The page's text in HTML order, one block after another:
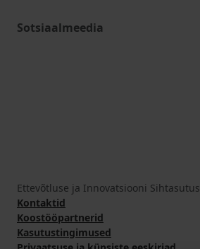
Sotsiaalmeedia
Ettevõtluse ja Innovatsiooni Sihtasutus
Kontaktid
Koostööpartnerid
Kasutustingimused